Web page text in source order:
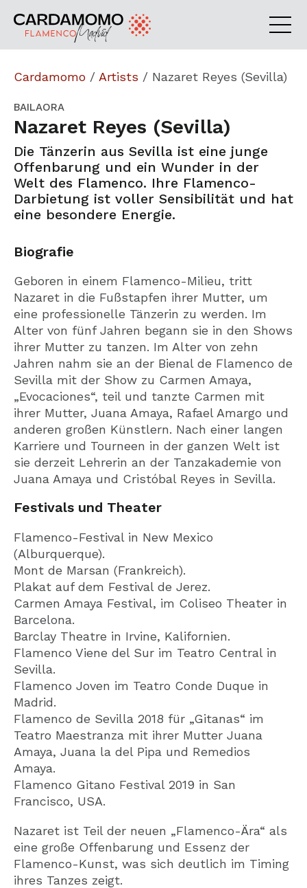
Cardamomo / Artists / Nazaret Reyes (Sevilla)
BAILAORA
Nazaret Reyes (Sevilla)
Die Tänzerin aus Sevilla ist eine junge
Offenbarung und ein Wunder in der
Welt des Flamenco. Ihre Flamenco-
Darbietung ist voller Sensibilität und hat
eine besondere Energie.
Biografie
Geboren in einem Flamenco-Milieu, tritt
Nazaret in die Fußstapfen ihrer Mutter, um
eine professionelle Tänzerin zu werden. Im
Alter von fünf Jahren begann sie in den Shows
ihrer Mutter zu tanzen. Im Alter von zehn
Jahren nahm sie an der Bienal de Flamenco de
Sevilla mit der Show zu Carmen Amaya,
„Evocaciones“, teil und tanzte Carmen mit
ihrer Mutter, Juana Amaya, Rafael Amargo und
anderen großen Künstlern. Nach einer langen
Karriere und Tourneen in der ganzen Welt ist
sie derzeit Lehrerin an der Tanzakademie von
Juana Amaya und Cristóbal Reyes in Sevilla.
Festivals und Theater
Flamenco-Festival in New Mexico
(Alburquerque).
Mont de Marsan (Frankreich).
Plakat auf dem Festival de Jerez.
Carmen Amaya Festival, im Coliseo Theater in
Barcelona.
Barclay Theatre in Irvine, Kalifornien.
Flamenco Viene del Sur im Teatro Central in
Sevilla.
Flamenco Joven im Teatro Conde Duque in
Madrid.
Flamenco de Sevilla 2018 für „Gitanas“ im
Teatro Maestranza mit ihrer Mutter Juana
Amaya, Juana la del Pipa und Remedios
Amaya.
Flamenco Gitano Festival 2019 in San
Francisco, USA.
Nazaret ist Teil der neuen „Flamenco-Ära“ als
eine große Offenbarung und Essenz der
Flamenco-Kunst, was sich deutlich im Timing
ihres Tanzes zeigt.